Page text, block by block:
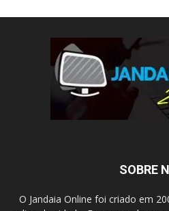
SOBRE
O Jandaia Online foi criado em